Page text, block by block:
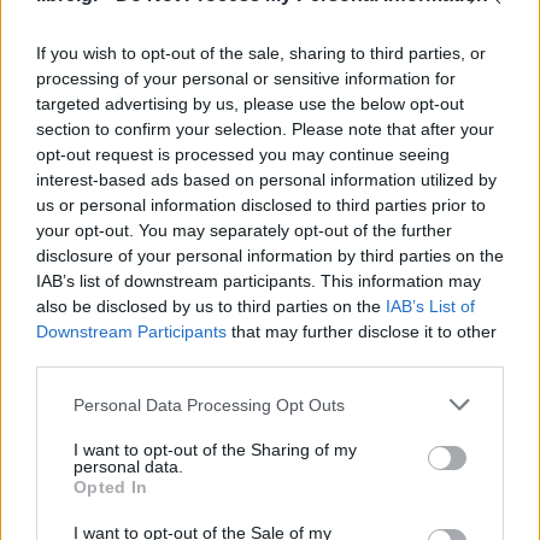
If you wish to opt-out of the sale, sharing to third parties, or
processing of your personal or sensitive information for
targeted advertising by us, please use the below opt-out
section to confirm your selection. Please note that after your
opt-out request is processed you may continue seeing
interest-based ads based on personal information utilized by
us or personal information disclosed to third parties prior to
your opt-out. You may separately opt-out of the further
disclosure of your personal information by third parties on the
IAB’s list of downstream participants. This information may
also be disclosed by us to third parties on the IAB’s List of
Downstream Participants that may further disclose it to other
Personal Data Processing Opt Outs
I want to opt-out of the Sharing of my
personal data.
Opted In
I want to opt-out of the Sale of my
οποίο βάζει περαιτέρω υποχρεώσεις μισθολογικής
διαφάνειας, πριν την πρόσληψη αλλά και μετά».
Σύμφωνα με την υπουργό, το νομοσχέδιο θα
προβλέπει ότι όλες οι προκηρύξεις θέσεων
εργασίας θα πρέπει να είναι ουδέτερες ως προς το
φύλο, ότι ο εργοδότης θα πρέπει να ανακοινώνει
πριν τη συνέντευξη, είτε το εύρος του μισθού, είτε
τον ακριβή μισθό για λόγους μισθολογικής
διαφάνειας . Επιπλέον θα απαγορεύεται να
του μέχρι σήμερα. Παράλληλα, μετά την
πρόσληψη θα προβλέπεται ότι εφόσον υπάρχει η
υποψία ανισότητας στην αμοιβή, ο εργαζόμενος